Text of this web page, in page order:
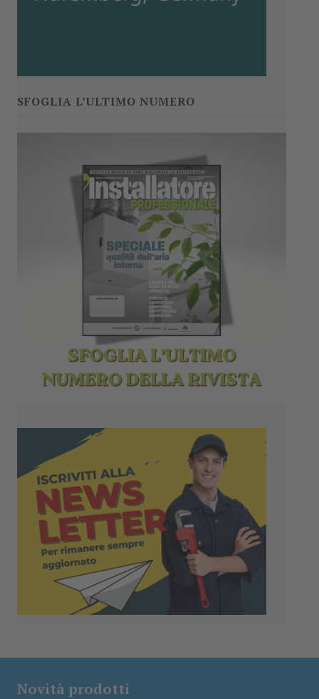
SFOGLIA L’ULTIMO NUMERO
Novità prodotti